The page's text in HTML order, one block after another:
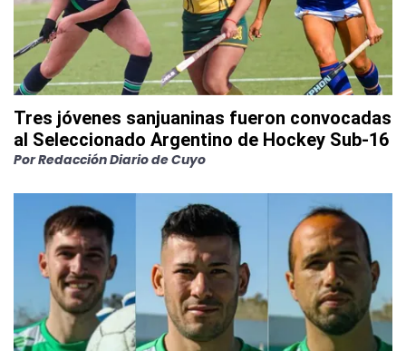
Tres jóvenes sanjuaninas fueron convocadas
al Seleccionado Argentino de Hockey Sub-16
PorRedacción Diario de Cuyo